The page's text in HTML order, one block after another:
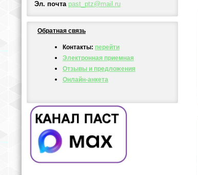
Эл. почта past_ptz@mail.ru
Обратная связь
Контакты: перейти
Электронная приемная
Отзывы и предложения
Онлайн-анкета